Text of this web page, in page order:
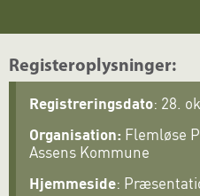
Registeroplysninger:
Registreringsdato: 28.
Organisation: Flemløse
Assens Kommune
Hjemmeside: